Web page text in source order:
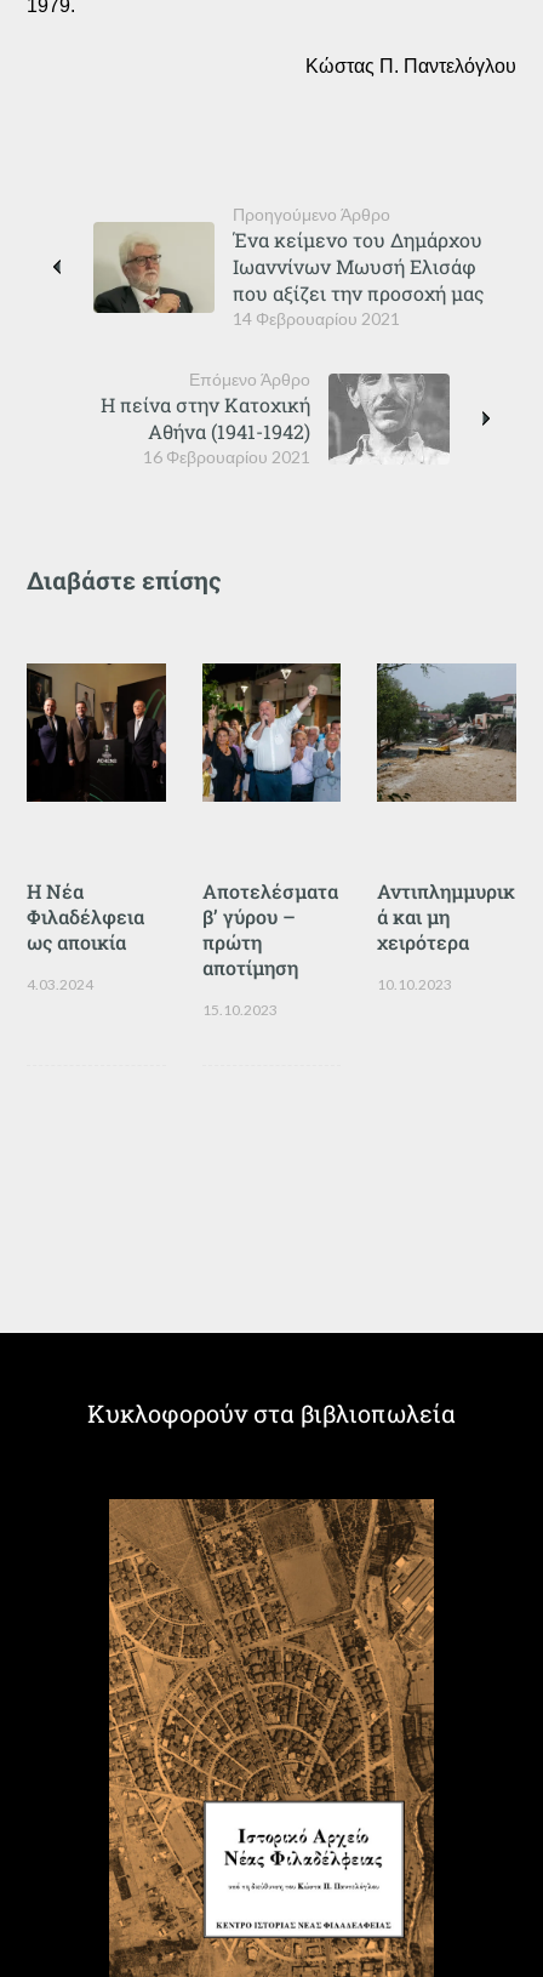
1979.
Κώστας Π. Παντελόγλου
Προηγούμενο Άρθρο
14 Φεβρουαρίου 2021
Ένα κείμενο του Δημάρχου
Ιωαννίνων Μωυσή Ελισάφ
που αξίζει την προσοχή μας
Επόμενο Άρθρο
16 Φεβρουαρίου 2021
Η πείνα στην Κατοχική
Αθήνα (1941-1942)
Διαβάστε επίσης
Η Νέα
Φιλαδέλφεια
ως αποικία
4.03.2024
Αποτελέσματα
β’ γύρου –
πρώτη
αποτίμηση
15.10.2023
Αντιπλημμυρικ
ά και μη
χειρότερα
10.10.2023
Κυκλοφορούν στα βιβλιοπωλεία